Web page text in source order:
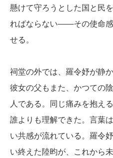
懸けて守ろうとした国と民
ればならない――その使命感
せる。
祠堂の外では、羅令妤が静
彼女の父もまた、かつての
人である。同じ痛みを抱え
誰よりも理解できた。言葉
い共感が流れている。羅令
い終えた陸昀が、これから